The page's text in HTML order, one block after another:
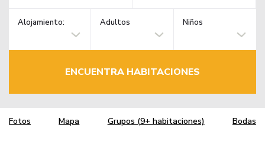
Alojamiento: Adultos Niños
ENCUENTRA HABITACIONES
Fotos Mapa Grupos (9+ habitaciones) Bodas